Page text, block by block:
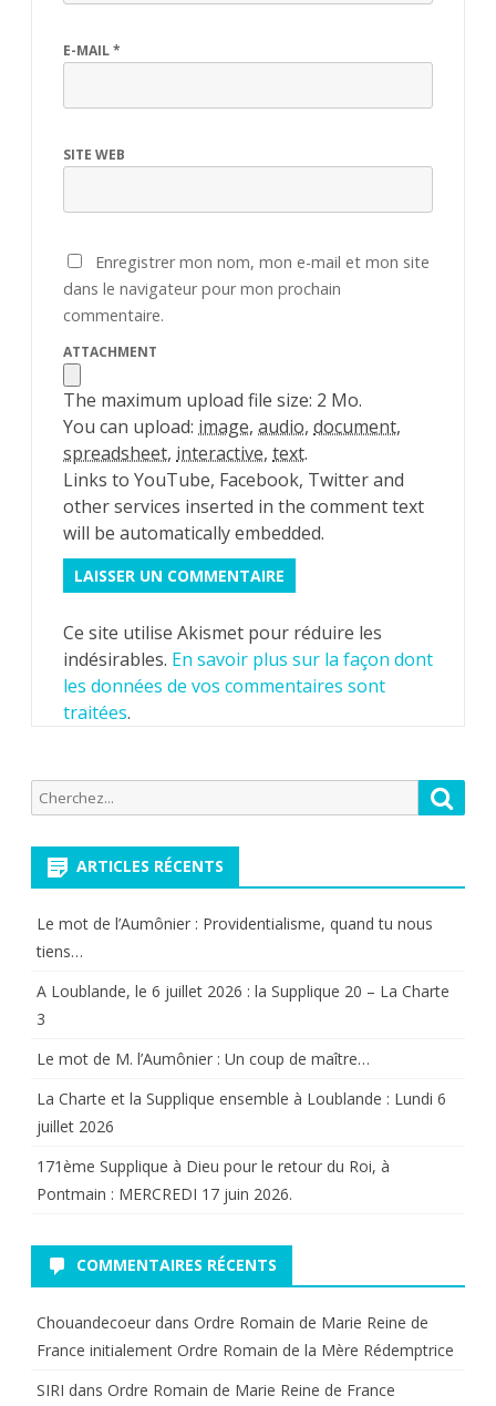
E-MAIL*
SITE WEB
Enregistrer mon nom, mon e-mail et mon site
dans le navigateur pour mon prochain
commentaire.
ATTACHMENT
The maximum upload file size: 2 Mo.
You can upload: image, audio, document,
spreadsheet, interactive, text.
Links to YouTube, Facebook, Twitter and
other services inserted in the comment text
will be automatically embedded.
Ce site utilise Akismet pour réduire les
indésirables. En savoir plus sur la façon dont
les données de vos commentaires sont
traitées.
Recherche
pour:
ARTICLES RÉCENTS
Le mot de l’Aumônier : Providentialisme, quand tu nous
tiens…
A Loublande, le 6 juillet 2026 : la Supplique 20 – La Charte
3
Le mot de M. l’Aumônier : Un coup de maître…
La Charte et la Supplique ensemble à Loublande : Lundi 6
juillet 2026
171ème Supplique à Dieu pour le retour du Roi, à
Pontmain : MERCREDI 17 juin 2026.
COMMENTAIRES RÉCENTS
Chouandecoeur dans Ordre Romain de Marie Reine de
France initialement Ordre Romain de la Mère Rédemptrice
SIRI dans Ordre Romain de Marie Reine de France